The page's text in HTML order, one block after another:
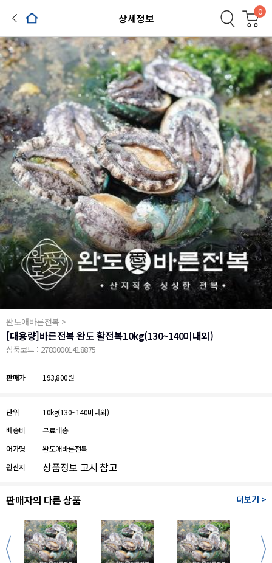
상세정보 0
완도애바른전복 >
[대용량]바른전복 완도 활전복10kg(130~140미내외)
상품코드 : 27800001418875
판매가 193,800원
단위
10kg(130~140미내외)
배송비
무료배송
어가명
완도애바른전복
원산지
상품정보 고시 참고
판매자의 다른 상품 더보기 >